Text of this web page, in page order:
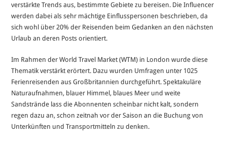
verstärkte Trends aus, bestimmte Gebiete zu bereisen. Die Influencer
werden dabei als sehr mächtige Einflusspersonen beschrieben, da
sich wohl über 20% der Reisenden beim Gedanken an den nächsten
Urlaub an deren Posts orientiert.
Im Rahmen der World Travel Market (WTM) in London wurde diese
Thematik verstärkt erörtert. Dazu wurden Umfragen unter 1025
Ferienreisenden aus Großbritannien durchgeführt. Spektakuläre
Naturaufnahmen, blauer Himmel, blaues Meer und weite
Sandstrände lass die Abonnenten scheinbar nicht kalt, sondern
regen dazu an, schon zeitnah vor der Saison an die Buchung von
Unterkünften und Transportmitteln zu denken.